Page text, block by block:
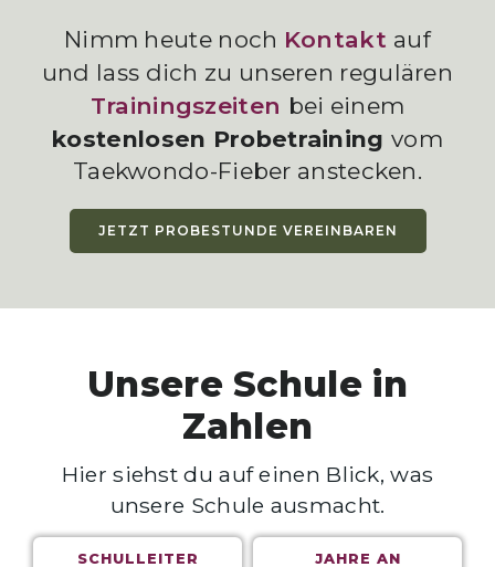
Nimm heute noch Kontakt auf
und lass dich zu unseren regulären
Trainingszeiten bei einem
kostenlosen Probetraining vom
Taekwondo-Fieber anstecken.
JETZT PROBESTUNDE VEREINBAREN
Unsere Schule in
Zahlen
Hier siehst du auf einen Blick, was
unsere Schule ausmacht.
SCHULLEITER
JAHRE AN